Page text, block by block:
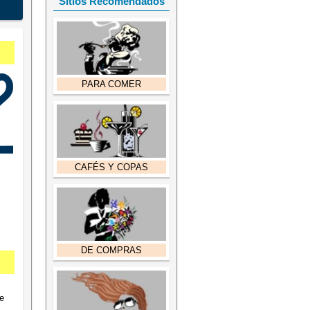
PARA COMER
CAFÉS Y COPAS
DE COMPRAS